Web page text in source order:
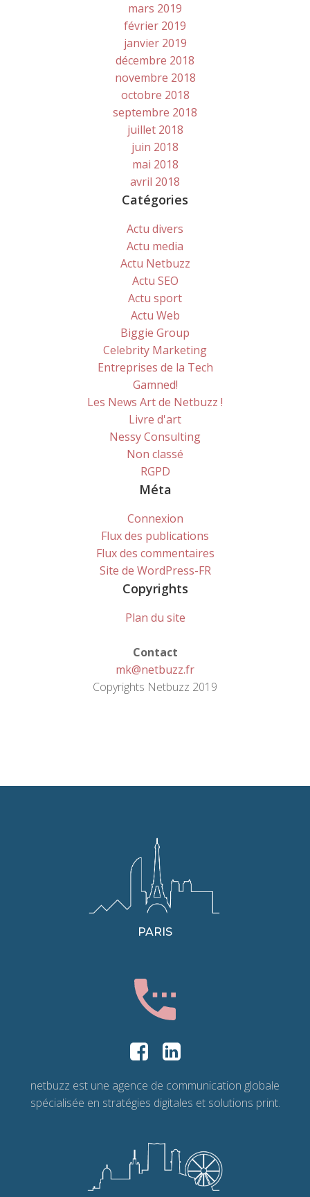
mars 2019
février 2019
janvier 2019
décembre 2018
novembre 2018
octobre 2018
septembre 2018
juillet 2018
juin 2018
mai 2018
avril 2018
Catégories
Actu divers
Actu media
Actu Netbuzz
Actu SEO
Actu sport
Actu Web
Biggie Group
Celebrity Marketing
Entreprises de la Tech
Gamned!
Les News Art de Netbuzz !
Livre d'art
Nessy Consulting
Non classé
RGPD
Méta
Connexion
Flux des publications
Flux des commentaires
Site de WordPress-FR
Copyrights
Plan du site
Contact
mk@netbuzz.fr
Copyrights Netbuzz 2019
PARIS
netbuzz est une agence de communication globale
spécialisée en stratégies digitales et solutions print.